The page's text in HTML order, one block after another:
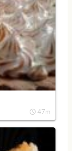
47m